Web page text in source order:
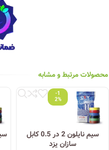
محصولات مرتبط و مشابه
-1
2%
سیم نایلون 2 در 0.5 کابل
سازان یزد